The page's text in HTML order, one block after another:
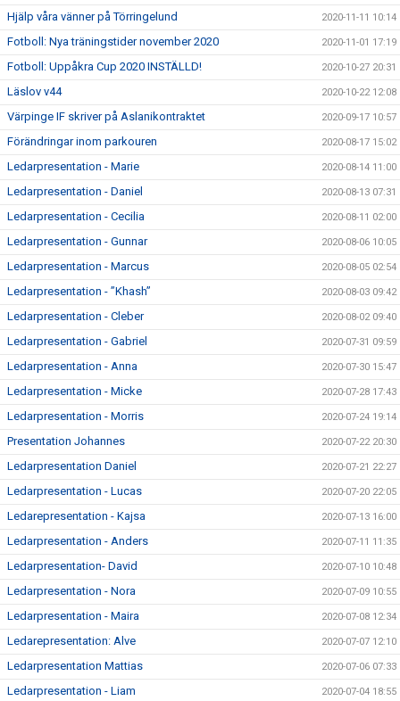
Hjälp våra vänner på Törringelund 2020-11-11 10:14
Fotboll: Nya träningstider november 2020 2020-11-01 17:19
Fotboll: Uppåkra Cup 2020 INSTÄLLD! 2020-10-27 20:31
Läslov v44 2020-10-22 12:08
Värpinge IF skriver på Aslanikontraktet 2020-09-17 10:57
Förändringar inom parkouren 2020-08-17 15:02
Ledarpresentation - Marie 2020-08-14 11:00
Ledarpresentation - Daniel 2020-08-13 07:31
Ledarpresentation - Cecilia 2020-08-11 02:00
Ledarpresentation - Gunnar 2020-08-06 10:05
Ledarpresentation - Marcus 2020-08-05 02:54
Ledarpresentation - ”Khash” 2020-08-03 09:42
Ledarpresentation - Cleber 2020-08-02 09:40
Ledarpresentation - Gabriel 2020-07-31 09:59
Ledarpresentation - Anna 2020-07-30 15:47
Ledarpresentation - Micke 2020-07-28 17:43
Ledarpresentation - Morris 2020-07-24 19:14
Presentation Johannes 2020-07-22 20:30
Ledarpresentation Daniel 2020-07-21 22:27
Ledarpresentation - Lucas 2020-07-20 22:05
Ledarepresentation - Kajsa 2020-07-13 16:00
Ledarpresentation - Anders 2020-07-11 11:35
Ledarpresentation- David 2020-07-10 10:48
Ledarpresentation - Nora 2020-07-09 10:55
Ledarpresentation - Maira 2020-07-08 12:34
Ledarepresentation: Alve 2020-07-07 12:10
Ledarpresentation Mattias 2020-07-06 07:33
Ledarpresentation - Liam 2020-07-04 18:55